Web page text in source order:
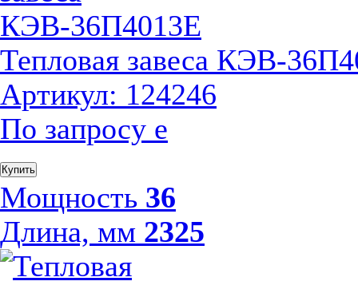
Тепловая завеса КЭВ-
Артикул: 124246
По запросу е
Купить
Мощность 36
Длина, мм 2325